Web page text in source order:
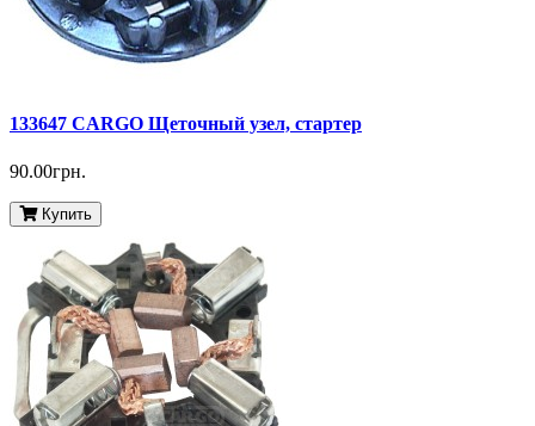
133647 CARGO Щеточный узел, стартер
90.00грн.
Купить